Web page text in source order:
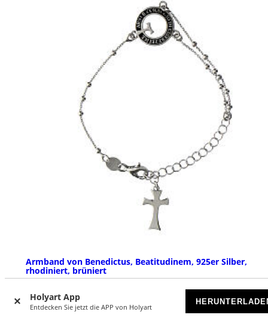
Holyart App
Entdecken Sie jetzt die APP von Holyart
Armband von Benedictus, Beatitudinem, 925er Silber,
rhodiniert, brüniert